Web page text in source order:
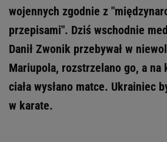
wojennych zgodnie z
przepisami". Dziś wschodnie
Danił Zwonik przebywał w
Mariupola, rozstrzelano go, a na
ciała wysłano matce. Ukrainiec
w karate.